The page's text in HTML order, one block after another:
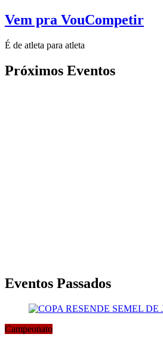
Vem pra VouCompetir
É de atleta para atleta
Próximos Eventos
Eventos Passados
Campeonato